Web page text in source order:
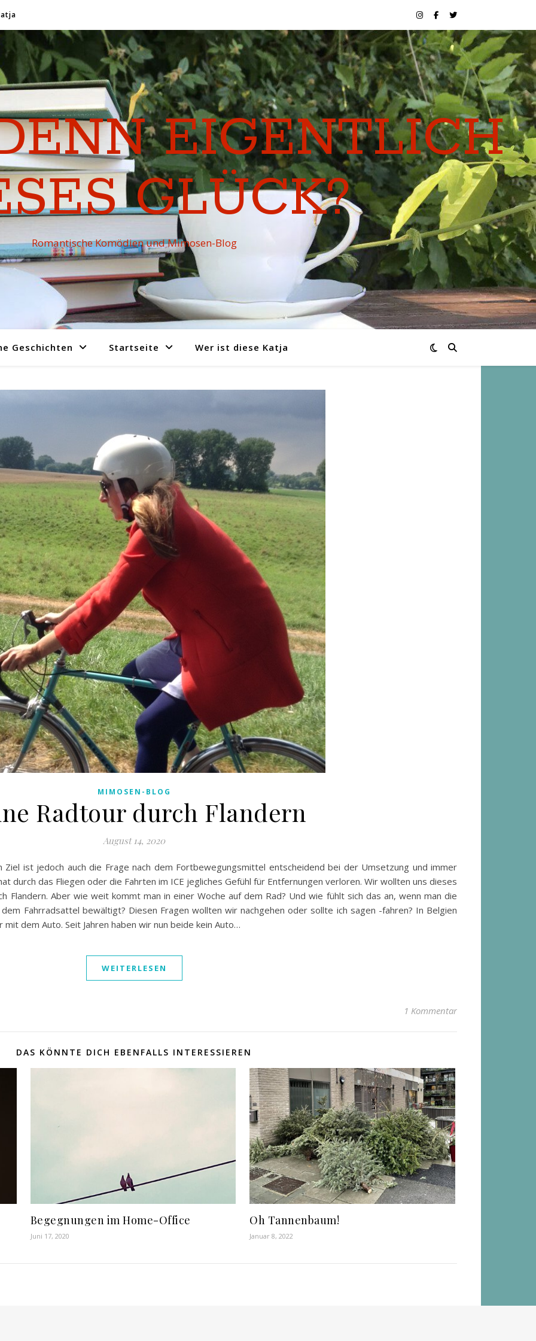
EIGENTLICH
GLÜCK?
Romantische Komödien und Mimosen-Blog
Geschichten Startseite Wer ist diese Katja
MIMOSEN-BLOG
Radtour durch Flandern
August 14, 2020
ist jedoch auch die Frage nach dem Fortbewegungsmittel entscheidend bei der Umsetzung und immer
durch das Fliegen oder die Fahrten im ICE jegliches Gefühl für Entfernungen verloren. Wir wollten uns dieses
Flandern. Aber wie weit kommt man in einer Woche auf dem Rad? Und wie fühlt sich das an, wenn man die
Fahrradsattel bewältigt? Diesen Fragen wollten wir nachgehen oder sollte ich sagen -fahren? In Belgien
dem Auto. Seit Jahren haben wir nun beide kein Auto…
WEITERLESEN
1 Kommentar
DAS KÖNNTE DICH EBENFALLS INTERESSIEREN
Begegnungen im Home-Office
Juni 17, 2020
Oh Tannenbaum!
Januar 8, 2022